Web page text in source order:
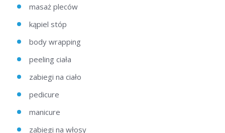
masaż pleców
kąpiel stóp
body wrapping
peeling ciała
zabiegi na ciało
pedicure
manicure
zabiegi na włosy